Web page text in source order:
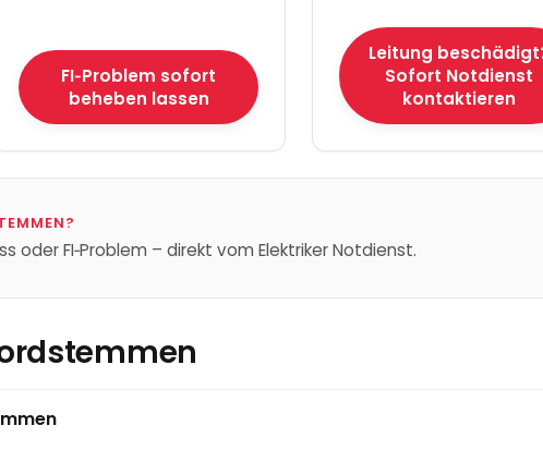
FI‑Problem sofort
beheben lassen
Leitung
Sofort Notdienst
kontaktieren
?
oder FI‑Problem – direkt vom Elektriker Notdienst.